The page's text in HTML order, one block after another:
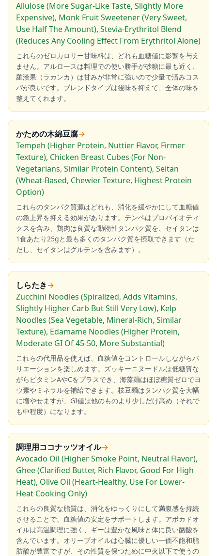
Allulose (More Sugar-Like Taste, Slightly More
Expensive), Monk Fruit Sweetener (Very Sweet,
Use Half The Amount), Stevia-Erythritol Blend
(Reduces Any Cooling Effect From Erythritol Alone)
これらのゼロカロリー甘味料は、どれも血糖値に影響を与え
ません。アルロースは料理での使い勝手が砂糖に最も近く、
羅漢果（ラカンカ）は甘みが非常に強いので少量で済みコス
パが良いです。ブレンドタイプは後味を抑えて、全体の味を
整えてくれます。
かための木綿豆腐→
Tempeh (Higher Protein, Nuttier Flavor, Firmer
Texture), Chicken Breast Cubes (For Non-
Vegetarians, Similar Protein Content), Seitan
(Wheat-Based, Chewier Texture, Highest Protein
Option)
これらのタンパク質源はどれも、消化を緩やかにして血糖値
の急上昇を抑える効果があります。テンペはプロバイオティ
クスを含み、鶏肉は良質な動物性タンパク質を、セイタンは
1食あたり25gと最も多くのタンパク質を摂取できます（た
だし、セイタンはグルテンを含みます）。
しらたき→
Zucchini Noodles (Spiralized, Adds Vitamins,
Slightly Higher Carb But Still Very Low), Kelp
Noodles (Sea Vegetable, Mineral-Rich, Similar
Texture), Edamame Noodles (Higher Protein,
Moderate GI Of 45-50, More Substantial)
これらの代用品を使えば、血糖値をコントロールしながらバ
リエーションを楽しめます。ズッキーニヌードルは低糖質な
がらビタミンAやCをプラスでき、海藻麺はほぼ糖質ゼロでヨ
ウ素やミネラルを補給できます。枝豆麺はタンパク質を大幅
に増やせますが、GI値は他のものより少しだけ高め（それで
も中程度）になります。
調理用ココナッツオイル→
Avocado Oil (Higher Smoke Point, Neutral Flavor),
Ghee (Clarified Butter, Rich Flavor, Good For High
Heat), Olive Oil (Heart-Healthy, Use For Lower-
Heat Cooking Only)
これらの良質な脂質は、消化をゆっくりにして満腹感を持続
させることで、血糖値の安定をサポートします。アボカドオ
イルは高温調理に強く、ギーは豊かな風味と体に良い酪酸を
含んでいます。オリーブオイルは心臓に優しい一価不飽和脂
肪酸が豊富ですが、その性質を保つために中火以下で使うの